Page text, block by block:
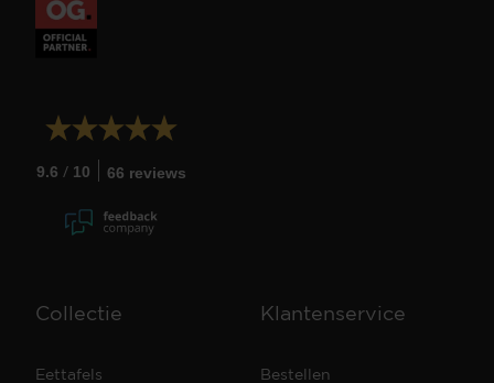
9.6 / 10 66 reviews
Collectie
Eettafels
Klantenservice
Bestellen